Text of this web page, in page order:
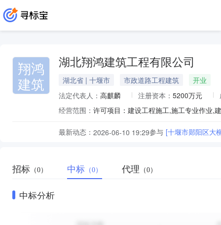
翔鸿
建筑
湖北翔鸿建筑工程有限公司
湖北省 | 十堰市 市政道路工程建筑
开业
法定代表人： 高麒麟 注册资本： 5200万元
经营范围：
最新动态： 2026-06-10 19:29参与 [十堰市郧阳区大
招标 （0） 中标 （0） 代理 （0）
中标分析